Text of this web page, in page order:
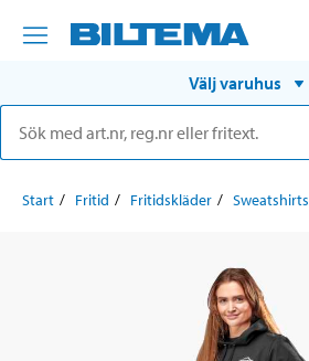
Välj varuhus
Start Fritid Fritidskläder Sweatshirts